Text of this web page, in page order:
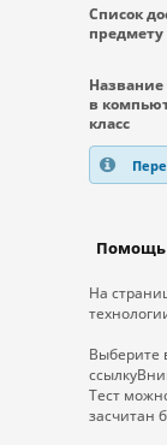
Список
в
класс
Помощь
На
Выберите
ссылку
Тест
засчитан